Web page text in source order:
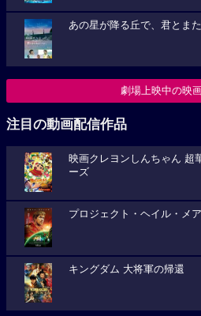
あの星が降る丘で、君とま
劇場上映中の映
注目の動画配信作品
映画クレヨンしんちゃん 超
ーズ
プロジェクト・ヘイル・メ
キングダム 大将軍の帰還